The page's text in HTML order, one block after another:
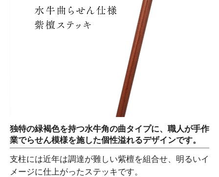
独特の緑褐色を持つ水牛角の曲タイプに、職人が手作
業でらせん模様を施した個性溢れるデザインです。
支柱には近年は調達が難しい紫檀を組合せ、明るいイ
メージに仕上がったステッキです。